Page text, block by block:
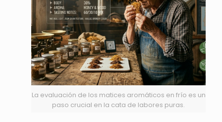
La evaluación de los matices aromáticos en frío es un
paso crucial en la cata de labores puras.